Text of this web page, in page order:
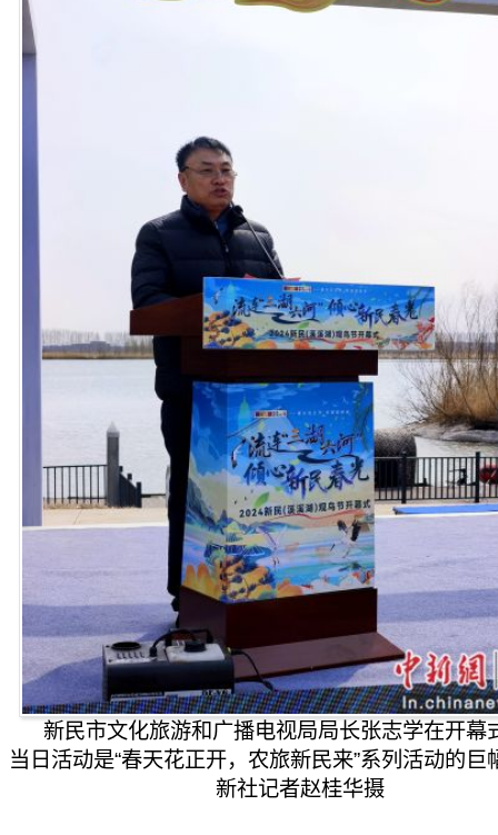
新民市文化旅游和广播电视局局长张志学在开幕
当日活动是“春天花正开，农旅新民来”系列活动的巨
新社记者赵桂华摄